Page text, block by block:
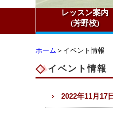
レッスン案内
(芳野校)
ホーム ＞イベント情報
イベント情報
2022年11月17日